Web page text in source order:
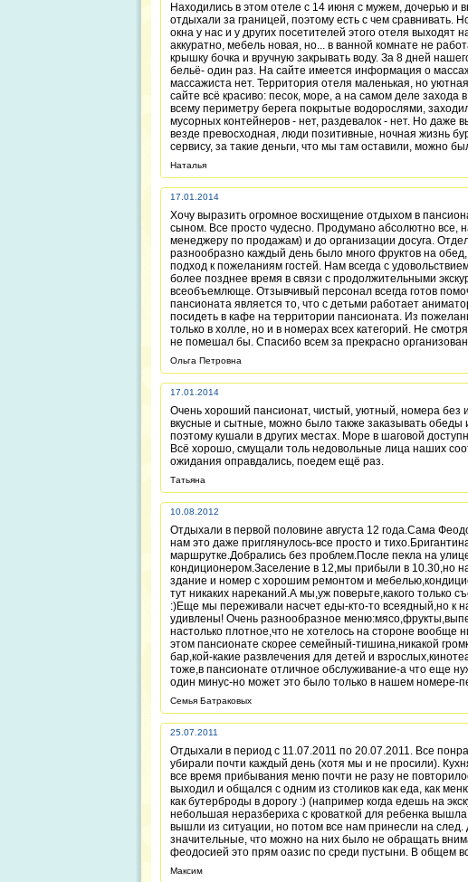
Находились в этом отеле с 14 июня с мужем, дочерью и
отдыхали за границей, поэтому есть с чем сравнивать.
окна у нас и у других посетителей этого отеля
аккуратно, мебель новая, но... в ванной комнате не
крышку бочка и вручную закрывать воду. За 8 дней
бельё- один раз. На сайте имеется информация о
массажиста нет. Территория отеля маленькая, но
сайте всё красиво: песок, море, а на самом деле
всему периметру берега покрытые водорослями,
мусорных контейнеров - нет, раздевалок - нет. Но
везде превосходная, люди позитивные, ночная жизнь
сервису, за такие деньги, что мы там оставили, можно
Наталья
17.01.2014
Хочу выразить огромное восхищение отдыхом в
сыном. Все просто чудесно. Продумано абсолютно все,
менеджеру по продажам) и до организации досуга.
разнообразно каждый день было много фруктов на
подход к пожеланиям гостей. Нам всегда с
более позднее время в связи с продолжительными
всеобъемлюще. Отзывчивый персонал всегда готов
пансионата является то, что с детьми работает
посидеть в кафе на территории пансионата. Из
только в холле, но и в номерах всех категорий. Не
не помешал бы. Спасибо всем за прекрасно
Ольга Петровна
17.01.2014
Очень хороший пансионат, чистый, уютный, номера без
вкусные и сытные, можно было также заказывать
поэтому кушали в других местах. Море в шаговой
Всё хорошо, смущали толь недовольные лица наших
ожидания оправдались, поедем ещё раз.
Татьяна
10.08.2012
Отдыхали в первой половине августа 12 года.Сама
нам это даже приглянулось-все просто и
маршрутке.Добрались без проблем.После пекла на
кондиционером.Заселение в 12,мы прибыли в 10.30,но
здание и номер с хорошим ремонтом и
тут никаких нареканий.А мы,уж поверьте,какого только
:)Еще мы переживали насчет еды-кто-то всеядный,но к
удивлены! Очень разнообразное
настолько плотное,что не хотелось на стороне вообще
этом пансионате скорее семейный-тишина,никакой
бар,кой-какие развлечения для детей и
тоже,в пансионате отличное обслуживание-а что еще
один минус-но может это было только в нашем номере-
Семья Батраковых
25.07.2011
Отдыхали в период с 11.07.2011 по 20.07.2011. Все
убирали почти каждый день (хотя мы и не просили).
все время прибывания меню почти не разу не
выходил и общался с одним из столиков как еда, как
как бутерброды в дорогу :) (например когда едешь на
небольшая неразбериха с кроваткой для ребенка
вышли из ситуации, но потом все нам принесли на
значительные, что можно на них было не обращать
феодосией это прям оазис по среди пустыни. В общем
Максим